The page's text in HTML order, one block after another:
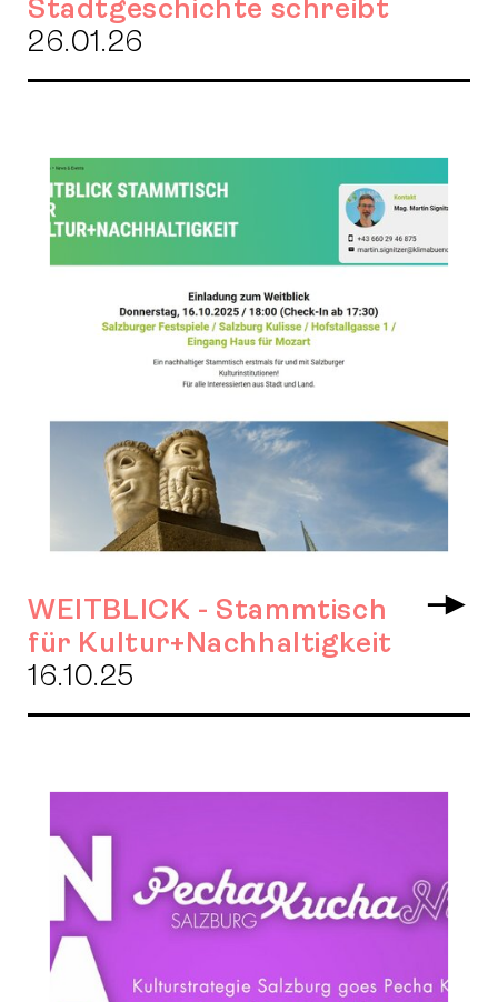
Stadtgeschichte schreibt
26.01.26
WEITBLICK - Stammtisch
für Kultur+Nachhaltigkeit
16.10.25